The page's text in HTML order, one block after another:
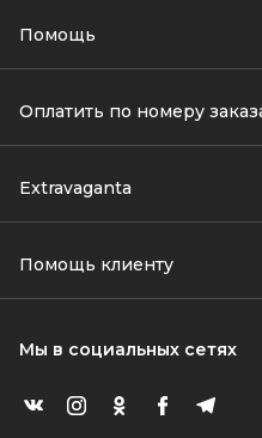
Помощь
Оплатить по номеру
Extravaganta
Помощь клиенту
Мы в социальных сетях